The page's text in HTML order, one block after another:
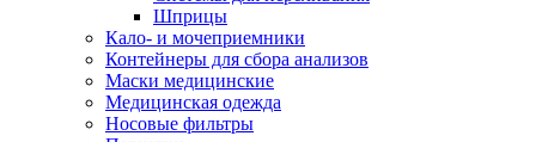
Шприцы
Кало- и мочеприемники
Контейнеры для сбора анализов
Маски медицинские
Медицинская одежда
Носовые фильтры